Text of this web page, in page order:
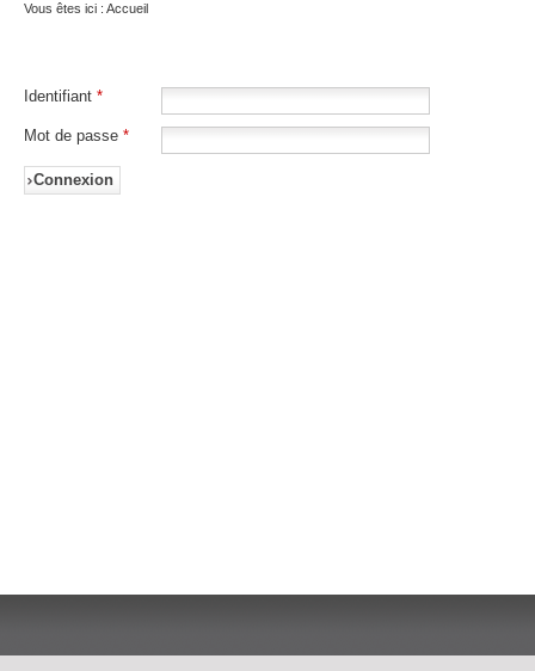
Vous êtes ici : Accueil
Identifiant *
Mot de passe *
Connexion